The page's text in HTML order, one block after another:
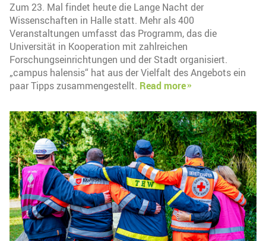
Zum 23. Mal findet heute die Lange Nacht der
Wissenschaften in Halle statt. Mehr als 400
Veranstaltungen umfasst das Programm, das die
Universität in Kooperation mit zahlreichen
Forschungseinrichtungen und der Stadt organisiert.
„campus halensis“ hat aus der Vielfalt des Angebots ein
paar Tipps zusammengestellt. Read more